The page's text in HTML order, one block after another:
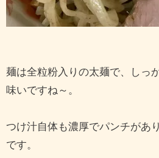
麺は全粒粉入りの太麺で、しっ
味いですね～。
つけ汁自体も濃厚でパンチがあ
です。